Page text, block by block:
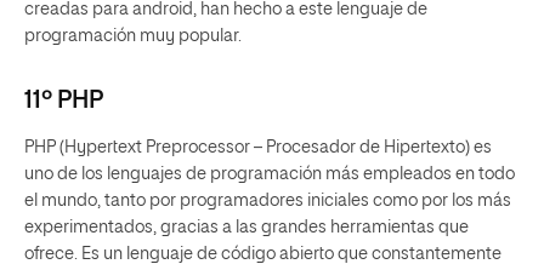
creadas para android, han hecho a este lenguaje de
programación muy popular.
11º PHP
PHP (Hypertext Preprocessor – Procesador de Hipertexto) es
uno de los lenguajes de programación más empleados en todo
el mundo, tanto por programadores iniciales como por los más
experimentados, gracias a las grandes herramientas que
ofrece. Es un lenguaje de código abierto que constantemente